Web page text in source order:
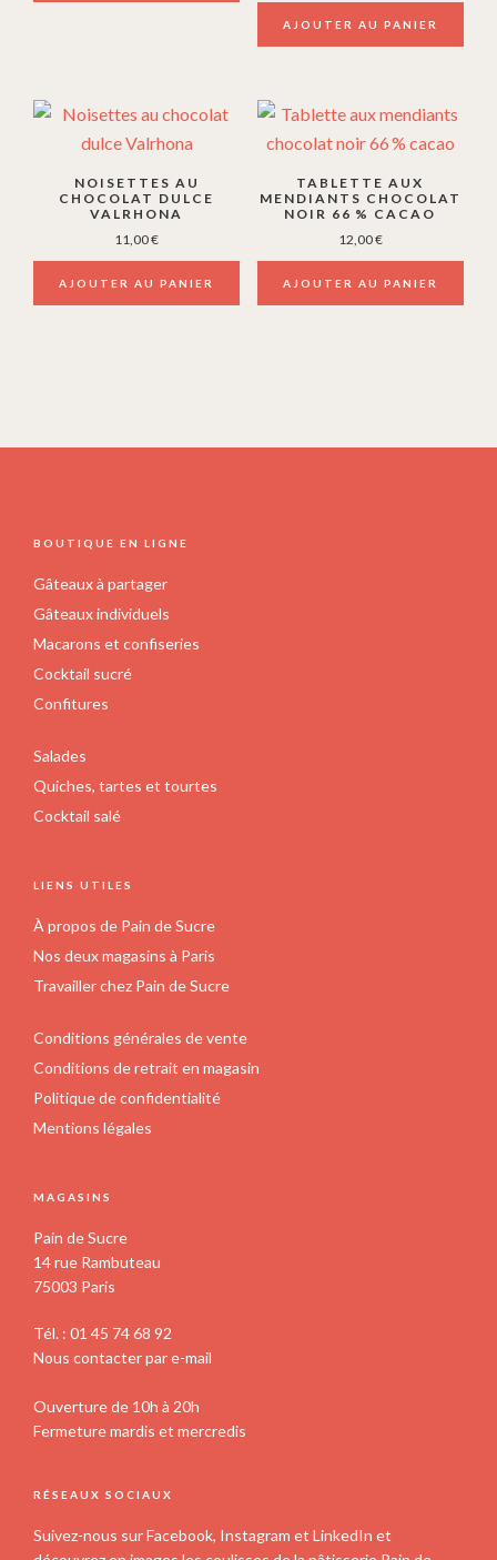
AJOUTER AU PANIER
NOISETTES AU
CHOCOLAT DULCE
VALRHONA
11,00€
AJOUTER AU PANIER
TABLETTE AUX
MENDIANTS CHOCOLAT
NOIR 66 % CACAO
12,00€
AJOUTER AU PANIER
FOOTER
BOUTIQUE EN LIGNE
Gâteaux à partager
Gâteaux individuels
Macarons et confiseries
Cocktail sucré
Confitures
Salades
Quiches, tartes et tourtes
Cocktail salé
LIENS UTILES
À propos de Pain de Sucre
Nos deux magasins à Paris
Travailler chez Pain de Sucre
Conditions générales de vente
Conditions de retrait en magasin
Politique de confidentialité
Mentions légales
MAGASINS
Pain de Sucre
14 rue Rambuteau
75003 Paris
Tél. : 01 45 74 68 92
Nous contacter par e-mail
Ouverture de 10h à 20h
Fermeture mardis et mercredis
RÉSEAUX SOCIAUX
Suivez-nous sur Facebook, Instagram et LinkedIn et